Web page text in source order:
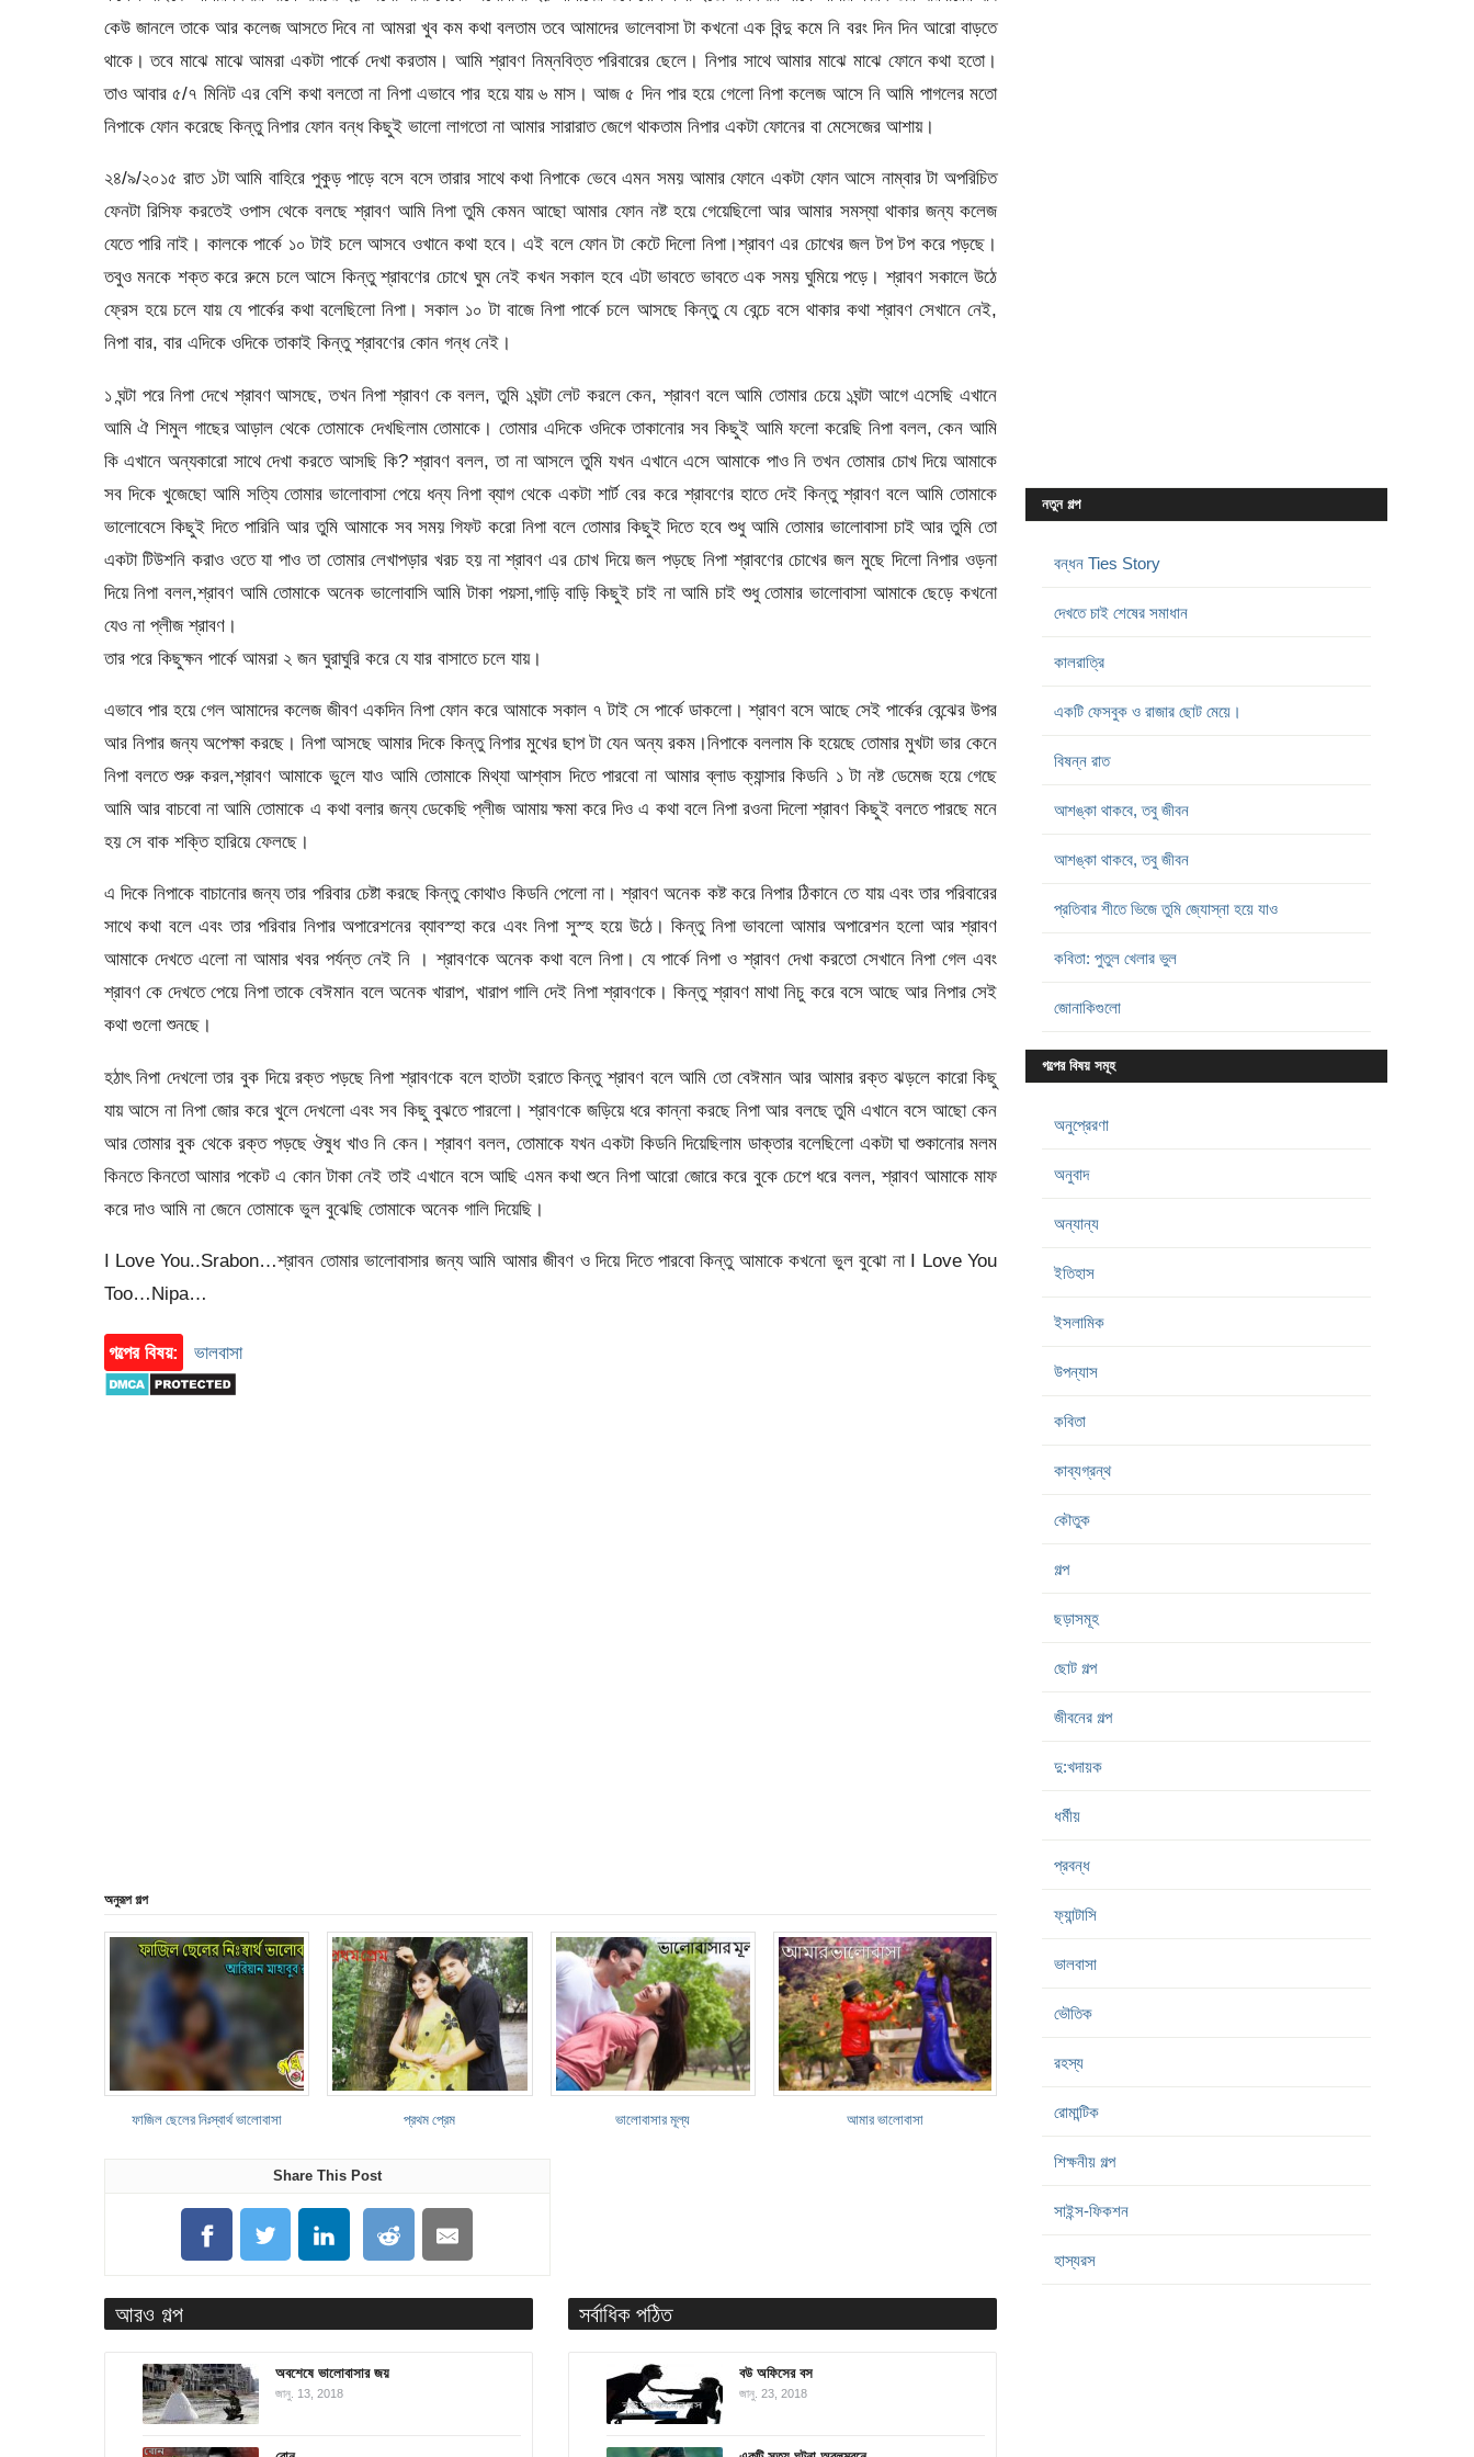
কেউ জানলে তাকে আর কলেজ আসতে দিবে না আমরা খুব কম কথা বলতাম তবে আমাদের ভালেবাসা টা কখনো এক বিন্দু কমে নি বরং দিন দিন আরো বাড়তে
থাকে। তবে মাঝে মাঝে আমরা একটা পার্কে দেখা করতাম। আমি শ্রাবণ নিম্নবিত্ত পরিবারের ছেলে। নিপার সাথে আমার মাঝে মাঝে ফোনে কথা হতো।
তাও আবার ৫/৭ মিনিট এর বেশি কথা বলতো না নিপা এভাবে পার হয়ে যায় ৬ মাস। আজ ৫ দিন পার হয়ে গেলো নিপা কলেজ আসে নি আমি পাগলের মতো
নিপাকে ফোন করেছে কিন্তু নিপার ফোন বন্ধ কিছুই ভালো লাগতো না আমার সারারাত জেগে থাকতাম নিপার একটা ফোনের বা মেসেজের আশায়।
২৪/৯/২০১৫ রাত ১টা আমি বাহিরে পুকুড় পাড়ে বসে বসে তারার সাথে কথা নিপাকে ভেবে এমন সময় আমার ফোনে একটা ফোন আসে নাম্বার টা অপরিচিত
ফেনটা রিসিফ করতেই ওপাস থেকে বলছে শ্রাবণ আমি নিপা তুমি কেমন আছো আমার ফোন নষ্ট হয়ে গেয়েছিলো আর আমার সমস্যা থাকার জন্য কলেজ
যেতে পারি নাই। কালকে পার্কে ১০ টাই চলে আসবে ওখানে কথা হবে। এই বলে ফোন টা কেটে দিলো নিপা।শ্রাবণ এর চোখের জল টপ টপ করে পড়ছে।
তবুও মনকে শক্ত করে রুমে চলে আসে কিন্তু শ্রাবণের চোখে ঘুম নেই কখন সকাল হবে এটা ভাবতে ভাবতে এক সময় ঘুমিয়ে পড়ে। শ্রাবণ সকালে উঠে
ফ্রেস হয়ে চলে যায় যে পার্কের কথা বলেছিলো নিপা। সকাল ১০ টা বাজে নিপা পার্কে চলে আসছে কিন্তুু যে বেন্চে বসে থাকার কথা শ্রাবণ সেখানে নেই,
নিপা বার, বার এদিকে ওদিকে তাকাই কিন্তু শ্রাবণের কোন গন্ধ নেই।
১ ঘন্টা পরে নিপা দেখে শ্রাবণ আসছে, তখন নিপা শ্রাবণ কে বলল, তুমি ১ঘন্টা লেট করলে কেন, শ্রাবণ বলে আমি তোমার চেয়ে ১ঘন্টা আগে এসেছি এখানে
আমি ঐ শিমুল গাছের আড়াল থেকে তোমাকে দেখছিলাম তোমাকে। তোমার এদিকে ওদিকে তাকানোর সব কিছুই আমি ফলো করেছি নিপা বলল, কেন আমি
কি এখানে অন্যকারো সাথে দেখা করতে আসছি কি? শ্রাবণ বলল, তা না আসলে তুমি যখন এখানে এসে আমাকে পাও নি তখন তোমার চোখ দিয়ে আমাকে
সব দিকে খুজেছো আমি সত্যি তোমার ভালোবাসা পেয়ে ধন্য নিপা ব্যাগ থেকে একটা শার্ট বের করে শ্রাবণের হাতে দেই কিন্তু শ্রাবণ বলে আমি তোমাকে
ভালোবেসে কিছুই দিতে পারিনি আর তুমি আমাকে সব সময় গিফট করো নিপা বলে তোমার কিছুই দিতে হবে শুধু আমি তোমার ভালোবাসা চাই আর তুমি তো
একটা টিউশনি করাও ওতে যা পাও তা তোমার লেখাপড়ার খরচ হয় না শ্রাবণ এর চোখ দিয়ে জল পড়ছে নিপা শ্রাবণের চোখের জল মুছে দিলো নিপার ওড়না
দিয়ে নিপা বলল,শ্রাবণ আমি তোমাকে অনেক ভালোবাসি আমি টাকা পয়সা,গাড়ি বাড়ি কিছুই চাই না আমি চাই শুধু তোমার ভালোবাসা আমাকে ছেড়ে কখনো
যেও না প্লীজ শ্রাবণ।
তার পরে কিছুক্ষন পার্কে আমরা ২ জন ঘুরাঘুরি করে যে যার বাসাতে চলে যায়।
এভাবে পার হয়ে গেল আমাদের কলেজ জীবণ একদিন নিপা ফোন করে আমাকে সকাল ৭ টাই সে পার্কে ডাকলো। শ্রাবণ বসে আছে সেই পার্কের বেন্ঝের উপর
আর নিপার জন্য অপেক্ষা করছে। নিপা আসছে আমার দিকে কিন্তু নিপার মুখের ছাপ টা যেন অন্য রকম।নিপাকে বললাম কি হয়েছে তোমার মুখটা ভার কেনে
নিপা বলতে শুরু করল,শ্রাবণ আমাকে ভুলে যাও আমি তোমাকে মিথ্যা আশ্বাস দিতে পারবো না আমার ব্লাড ক্যান্সার কিডনি ১ টা নষ্ট ডেমেজ হয়ে গেছে
আমি আর বাচবো না আমি তোমাকে এ কথা বলার জন্য ডেকেছি প্লীজ আমায় ক্ষমা করে দিও এ কথা বলে নিপা রওনা দিলো শ্রাবণ কিছুই বলতে পারছে মনে
হয় সে বাক শক্তি হারিয়ে ফেলছে।
এ দিকে নিপাকে বাচানোর জন্য তার পরিবার চেষ্টা করছে কিন্তু কোথাও কিডনি পেলো না। শ্রাবণ অনেক কষ্ট করে নিপার ঠিকানে তে যায় এবং তার পরিবারের
সাথে কথা বলে এবং তার পরিবার নিপার অপারেশনের ব্যাবস্হা করে এবং নিপা সুস্হ হয়ে উঠে। কিন্তু নিপা ভাবলো আমার অপারেশন হলো আর শ্রাবণ
আমাকে দেখতে এলো না আমার খবর পর্যন্ত নেই নি । শ্রাবণকে অনেক কথা বলে নিপা। যে পার্কে নিপা ও শ্রাবণ দেখা করতো সেখানে নিপা গেল এবং
শ্রাবণ কে দেখতে পেয়ে নিপা তাকে বেঈমান বলে অনেক খারাপ, খারাপ গালি দেই নিপা শ্রাবণকে। কিন্তু শ্রাবণ মাথা নিচু করে বসে আছে আর নিপার সেই
কথা গুলো শুনছে।
হঠাৎ নিপা দেখলো তার বুক দিয়ে রক্ত পড়ছে নিপা শ্রাবণকে বলে হাতটা হরাতে কিন্তু শ্রাবণ বলে আমি তো বেঈমান আর আমার রক্ত ঝড়লে কারো কিছু
যায় আসে না নিপা জোর করে খুলে দেখলো এবং সব কিছু বুঝতে পারলো। শ্রাবণকে জড়িয়ে ধরে কান্না করছে নিপা আর বলছে তুমি এখানে বসে আছো কেন
আর তোমার বুক থেকে রক্ত পড়ছে ঔষুধ খাও নি কেন। শ্রাবণ বলল, তোমাকে যখন একটা কিডনি দিয়েছিলাম ডাক্তার বলেছিলো একটা ঘা শুকানোর মলম
কিনতে কিনতো আমার পকেট এ কোন টাকা নেই তাই এখানে বসে আছি এমন কথা শুনে নিপা আরো জোরে করে বুকে চেপে ধরে বলল, শ্রাবণ আমাকে মাফ
করে দাও আমি না জেনে তোমাকে ভুল বুঝেছি তোমাকে অনেক গালি দিয়েছি।
I Love You..Srabon…শ্রাবন তোমার ভালোবাসার জন্য আমি আমার জীবণ ও দিয়ে দিতে পারবো কিন্তু আমাকে কখনো ভুল বুঝো না I Love You
Too…Nipa…
গল্পের বিষয়: ভালবাসা
অনুরূপ গল্প
ফাজিল ছেলের নিঃস্বার্থ ভালোবাসা প্রথম প্রেম ভালোবাসার মূল্য আমার ভালোবাসা
Share This Post
আরও গল্প
অবশেষে ভালোবাসার জয়
জানু. 13, 2018
সর্বাধিক পঠিত
বউ অফিসের বস
জানু. 23, 2018
নতুন গল্প
বন্ধন Ties Story
দেখতে চাই শেষের সমাধান
কালরাত্রি
একটি ফেসবুক ও রাজার ছোট মেয়ে।
বিষন্ন রাত
আশঙ্কা থাকবে, তবু জীবন
আশঙ্কা থাকবে, তবু জীবন
প্রতিবার শীতে ভিজে তুমি জ্যোস্না হয়ে যাও
কবিতা: পুতুল খেলার ভুল
জোনাকিগুলো
গল্পের বিষয় সমূহ
অনুপ্রেরণা
অনুবাদ
অন্যান্য
ইতিহাস
ইসলামিক
উপন্যাস
কবিতা
কাব্যগ্রন্থ
কৌতুক
গল্প
ছড়াসমূহ
ছোট গল্প
জীবনের গল্প
দু:খদায়ক
ধর্মীয়
প্রবন্ধ
ফ্যান্টাসি
ভালবাসা
ভৌতিক
রহস্য
রোমান্টিক
শিক্ষনীয় গল্প
সাইন্স-ফিকশন
হাস্যরস